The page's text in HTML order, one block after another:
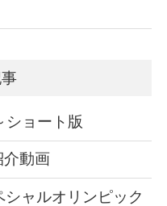
ショート版
介動画
ャルオリンピック